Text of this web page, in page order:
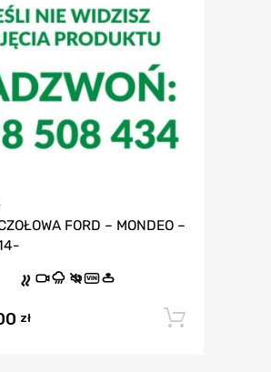
FORD – MONDEO –
VIN
zł